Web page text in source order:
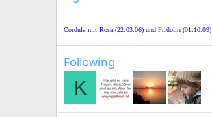
Cordula mit Rosa (22.03.06) und Fridolin (01.10.09)
Following
K